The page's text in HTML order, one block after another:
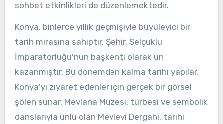
sohbet etkinlikleri de düzenlemektedir.
Konya, binlerce yıllık geçmişiyle büyüleyici bir
tarih mirasına sahiptir. Şehir, Selçuklu
İmparatorluğu'nun başkenti olarak ün
kazanmıştır. Bu dönemden kalma tarihi yapılar,
Konya'yı ziyaret edenler için gerçek bir görsel
şölen sunar. Mevlana Müzesi, türbesi ve sembolik
danslarıyla ünlü olan Mevlevi Dergahı, tarihi